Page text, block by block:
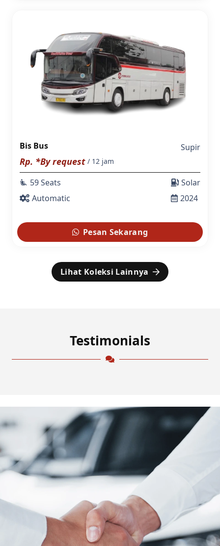
Bis Bus Supir
Rp. *By request / 12 jam
airline_seat_recline_extra 59 Seats
Automatic
Solar
2024
Pesan Sekarang
Lihat Koleksi Lainnya
Testimonials